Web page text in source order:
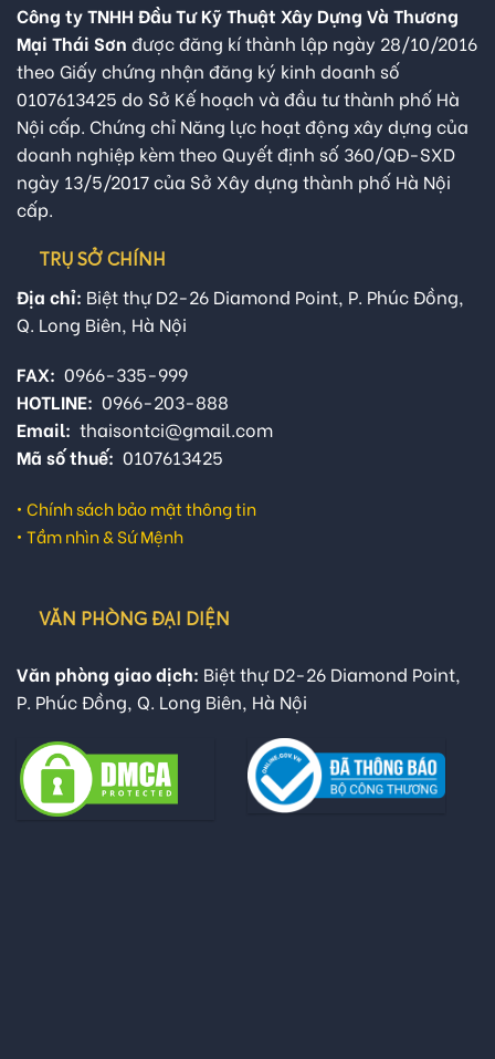
Công ty TNHH Đầu Tư Kỹ Thuật Xây Dựng Và Thương
Mại Thái Sơn được đăng kí thành lập ngày 28/10/2016
theo Giấy chứng nhận đăng ký kinh doanh số
0107613425 do Sở Kế hoạch và đầu tư thành phố Hà
Nội cấp. Chứng chỉ Năng lực hoạt động xây dựng của
doanh nghiệp kèm theo Quyết định số 360/QĐ-SXD
ngày 13/5/2017 của Sở Xây dựng thành phố Hà Nội
cấp.
TRỤ SỞ CHÍNH
Địa chỉ: Biệt thự D2-26 Diamond Point, P. Phúc Đồng,
Q. Long Biên, Hà Nội
FAX: 0966-335-999
HOTLINE: 0966-203-888
Email: thaisontci@gmail.com
Mã số thuế: 0107613425
• Chính sách bảo mật thông tin
• Tầm nhìn & Sứ Mệnh
VĂN PHÒNG ĐẠI DIỆN
Văn phòng giao dịch: Biệt thự D2-26 Diamond Point,
P. Phúc Đồng, Q. Long Biên, Hà Nội